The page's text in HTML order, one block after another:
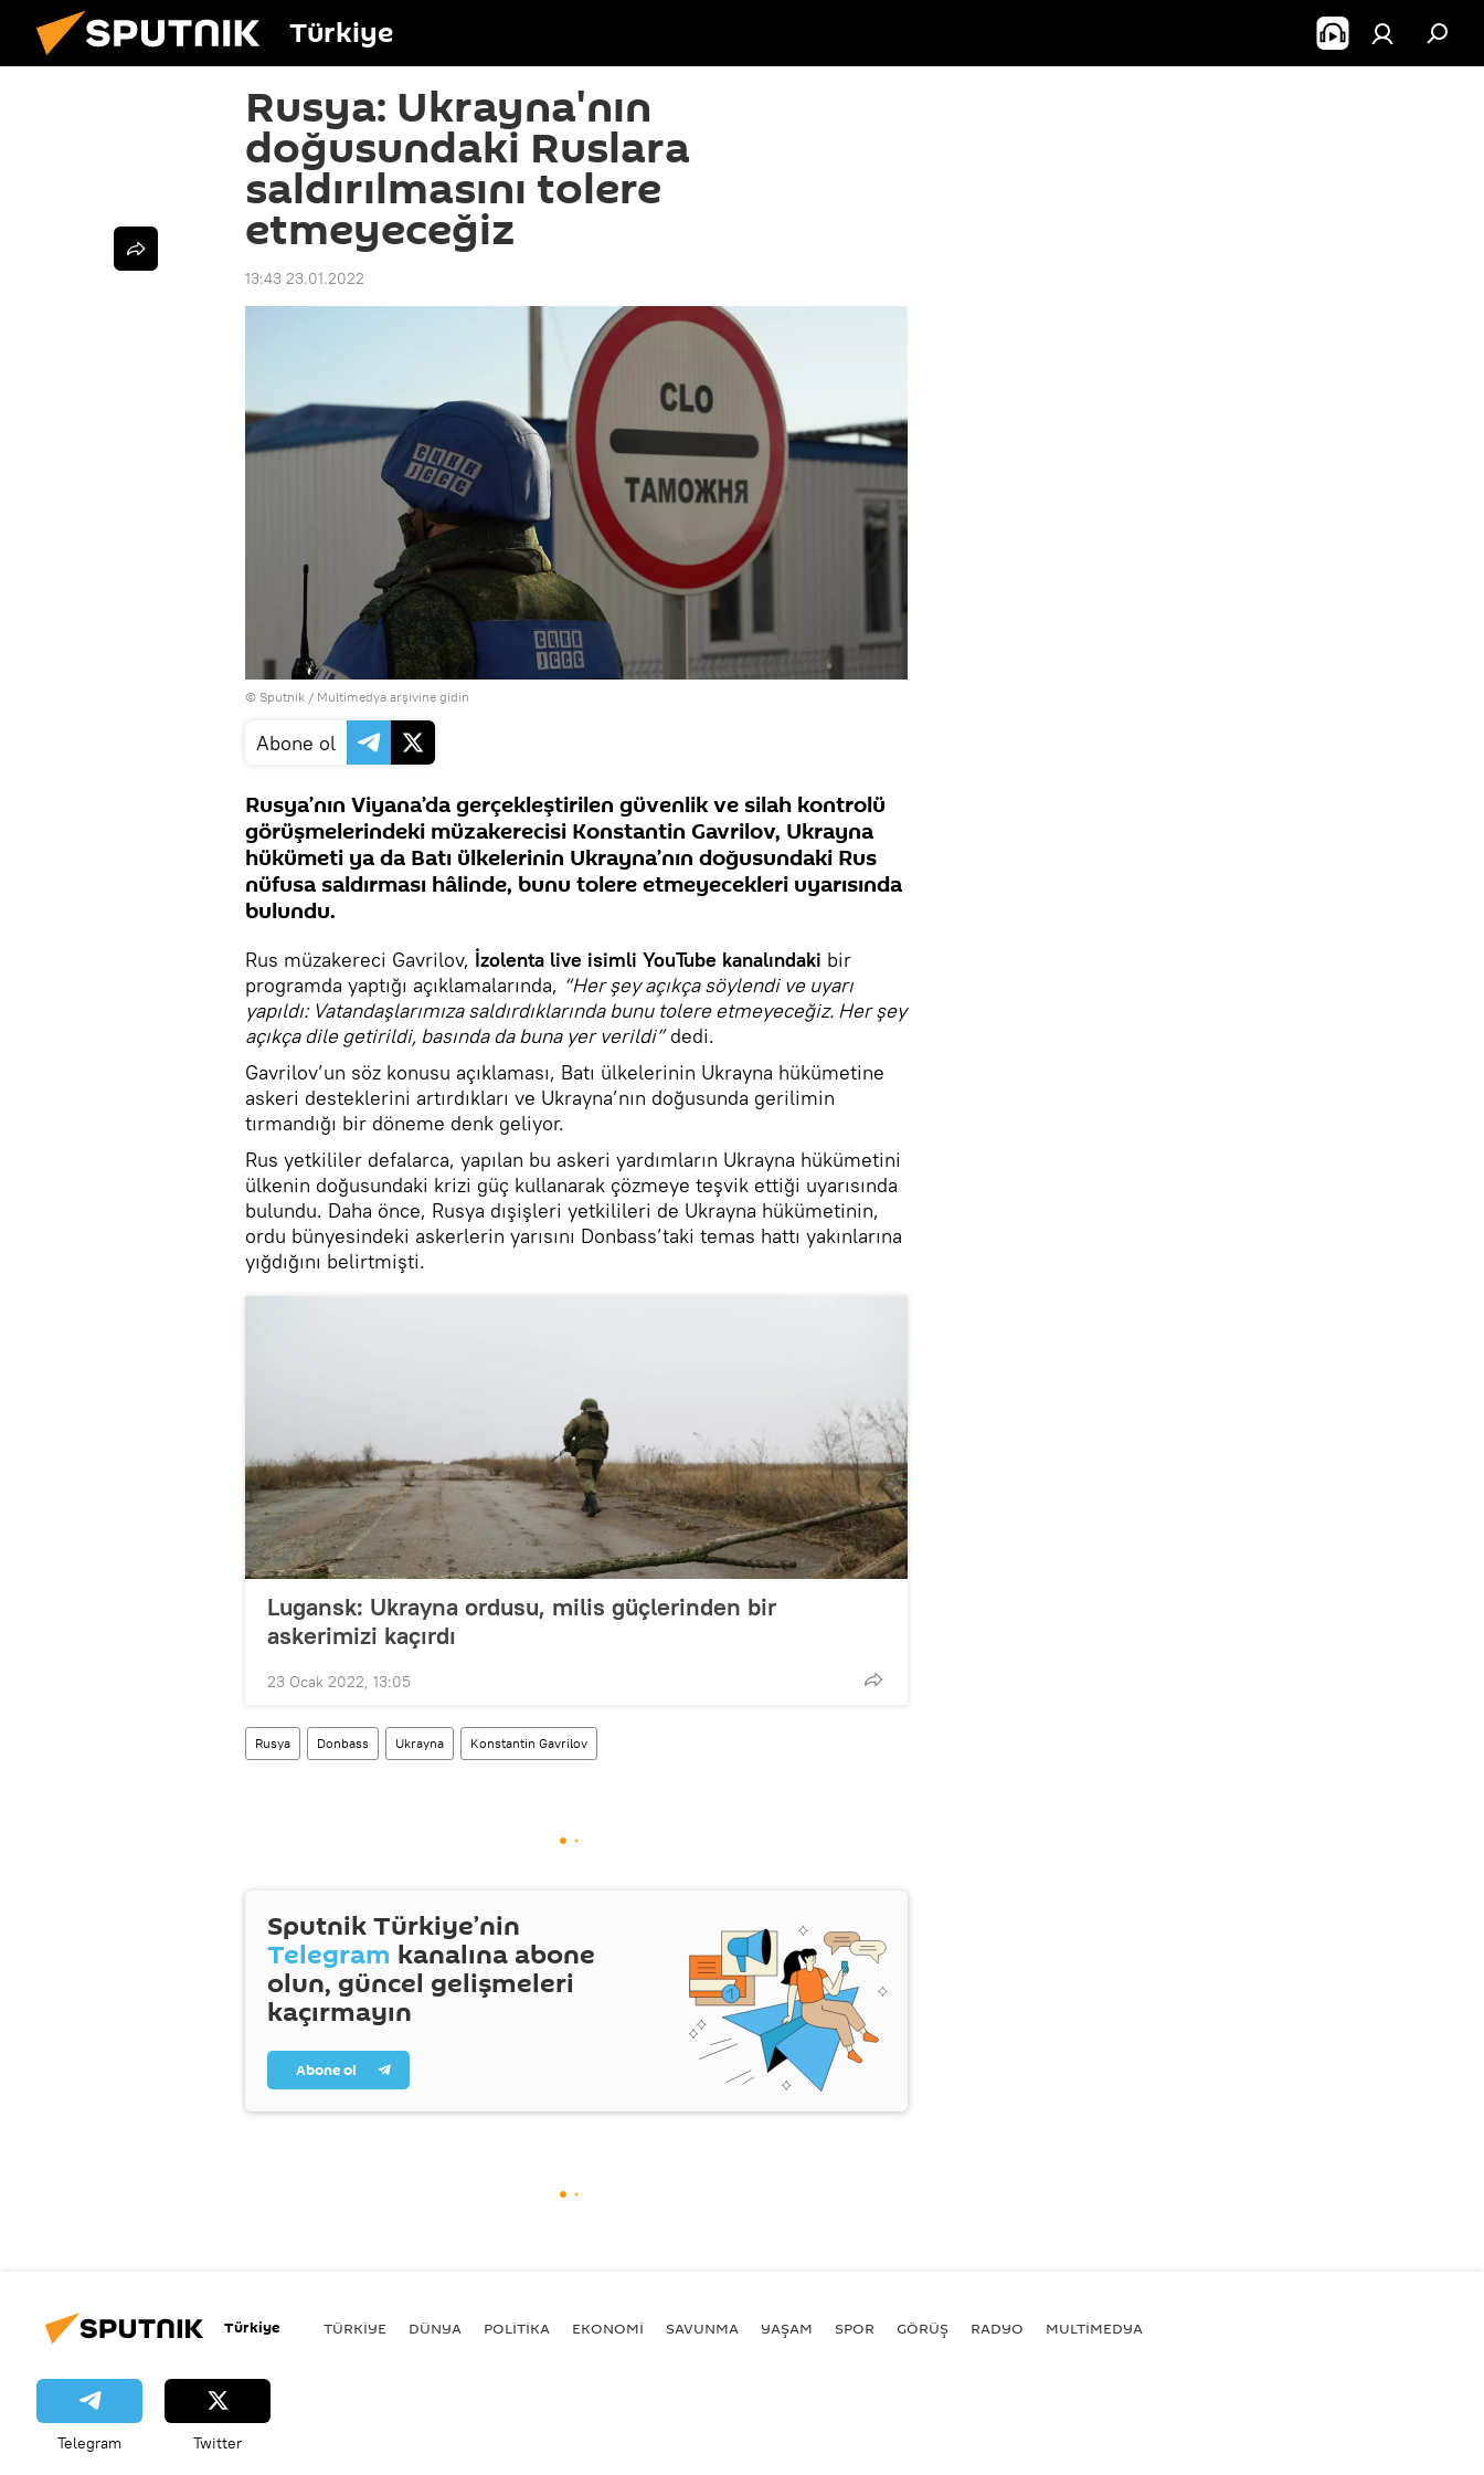
Türkiye
Rusya: Ukrayna'nın
doğusundaki Ruslara
saldırılmasını tolere
etmeyeceğiz
13:43 23.01.2022
© Sputnik / Multimedya arşivine gidin
Abone ol
Rusya’nın Viyana’da gerçekleştirilen güvenlik ve silah kontrolü
görüşmelerindeki müzakerecisi Konstantin Gavrilov, Ukrayna
hükümeti ya da Batı ülkelerinin Ukrayna’nın doğusundaki Rus
nüfusa saldırması hâlinde, bunu tolere etmeyecekleri uyarısında
bulundu.
Rus müzakereci Gavrilov, İzolenta live isimli YouTube kanalındaki bir
programda yaptığı açıklamalarında, “Her şey açıkça söylendi ve uyarı
yapıldı: Vatandaşlarımıza saldırdıklarında bunu tolere etmeyeceğiz. Her şey
açıkça dile getirildi, basında da buna yer verildi”dedi.
Gavrilov’un söz konusu açıklaması, Batı ülkelerinin Ukrayna hükümetine
askeri desteklerini artırdıkları ve Ukrayna’nın doğusunda gerilimin
tırmandığı bir döneme denk geliyor.
Rus yetkililer defalarca, yapılan bu askeri yardımların Ukrayna hükümetini
ülkenin doğusundaki krizi güç kullanarak çözmeye teşvik ettiği uyarısında
bulundu. Daha önce, Rusya dışişleri yetkilileri de Ukrayna hükümetinin,
ordu bünyesindeki askerlerin yarısını Donbass’taki temas hattı yakınlarına
yığdığını belirtmişti.
Lugansk: Ukrayna ordusu, milis güçlerinden bir
askerimizi kaçırdı
23 Ocak 2022, 13:05
Rusya Donbass Ukrayna Konstantin Gavrilov
Sputnik Türkiye’nin
Telegram kanalına abone
olun, güncel gelişmeleri
kaçırmayın
Abone ol
Türkiye TÜRKIYE DÜNYA POLİTİKA EKONOMİ SAVUNMA YAŞAM SPOR GÖRÜŞ RADYO MULTİMEDYA
Telegram Twitter